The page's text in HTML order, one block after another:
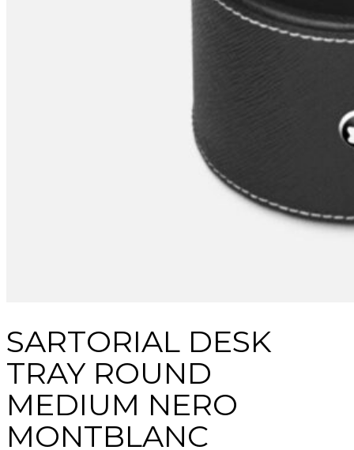
SARTORIAL DESK
TRAY ROUND
MEDIUM NERO
MONTBLANC